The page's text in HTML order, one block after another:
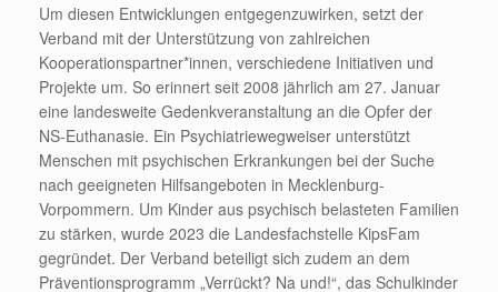
Um diesen Entwicklungen entgegenzuwirken, setzt der
Verband mit der Unterstützung von zahlreichen
Kooperationspartner*innen, verschiedene Initiativen und
Projekte um. So erinnert seit 2008 jährlich am 27. Januar
eine landesweite Gedenkveranstaltung an die Opfer der
NS-Euthanasie. Ein Psychiatriewegweiser unterstützt
Menschen mit psychischen Erkrankungen bei der Suche
nach geeigneten Hilfsangeboten in Mecklenburg-
Vorpommern. Um Kinder aus psychisch belasteten Familien
zu stärken, wurde 2023 die Landesfachstelle KipsFam
gegründet. Der Verband beteiligt sich zudem an dem
Präventionsprogramm „Verrückt? Na und!“, das Schulkinder